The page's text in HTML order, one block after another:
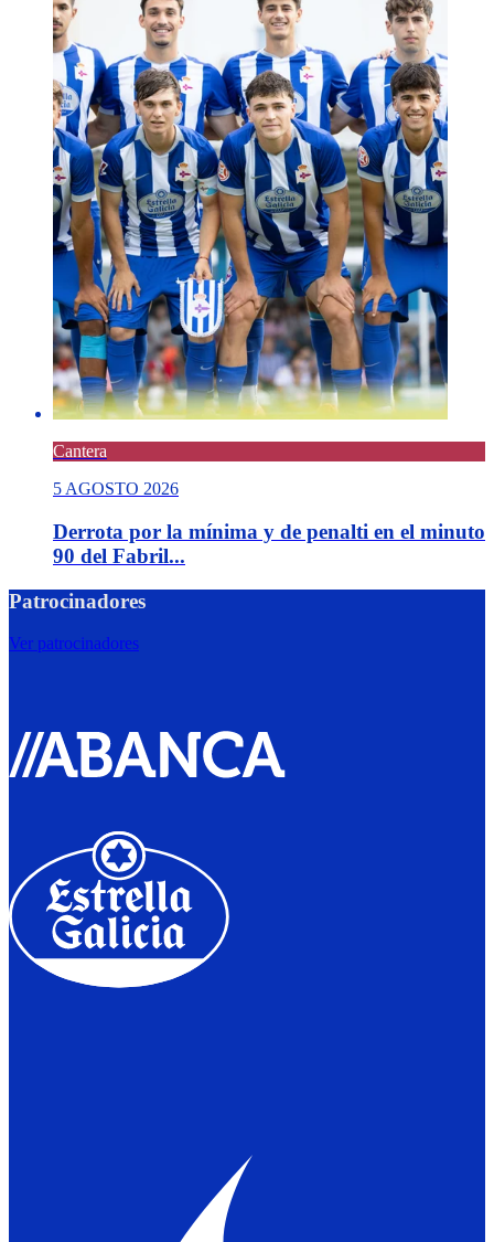
Cantera
5 AGOSTO 2026
Derrota por la mínima y de penalti en el minuto
90 del Fabril...
Patrocinadores
Ver patrocinadores